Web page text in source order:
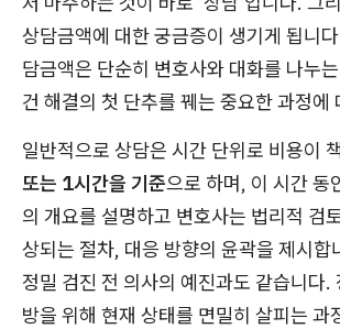
상담금액에 대한 궁금증이 생기게 됩니
담금액은 단순히 변호사와 대화를 나누
건 해결의 첫 단추를 꿰는 중요한 과정에
일반적으로 상담은 시간 단위로 비용이
또는 1시간을 기준으로 하며, 이 시간 동
의 개요를 설명하고 변호사는 법리적 검
상되는 절차, 대응 방향의 윤곽을 제시합
정밀 검진 전 의사의 예진과도 같습니다.
방을 위해 현재 상태를 면밀히 살피는 과